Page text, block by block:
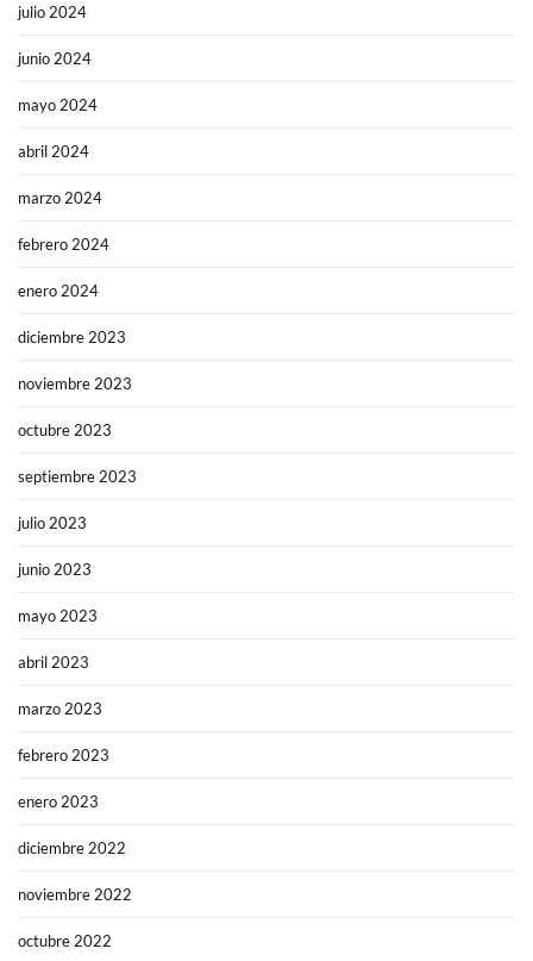
julio 2024
junio 2024
mayo 2024
abril 2024
marzo 2024
febrero 2024
enero 2024
diciembre 2023
noviembre 2023
octubre 2023
septiembre 2023
julio 2023
junio 2023
mayo 2023
abril 2023
marzo 2023
febrero 2023
enero 2023
diciembre 2022
noviembre 2022
octubre 2022